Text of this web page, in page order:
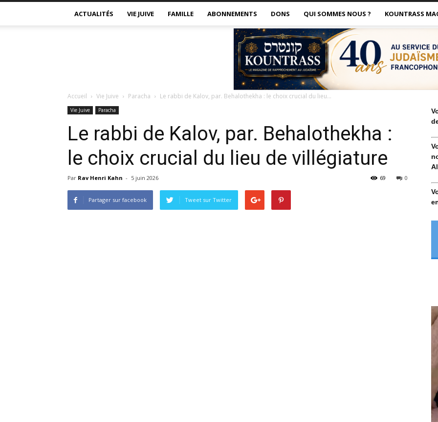
ACTUALITÉS VIE JUIVE FAMILLE ABONNEMENTS DONS QUI SOMMES NOUS ? KOUNTRASS
Accueil Vie Juive Paracha Le rabbi de Kalov, par. Behalothekha : le choix crucial du lieu...
Vie Juive Paracha
Le rabbi de Kalov, par. Behalothekha :
le choix crucial du lieu de villégiature
Par Rav Henri Kahn - 5 juin 2026 0
69
Partager sur facebook Tweet sur Twitter